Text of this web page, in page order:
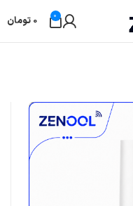
0
0 تومان